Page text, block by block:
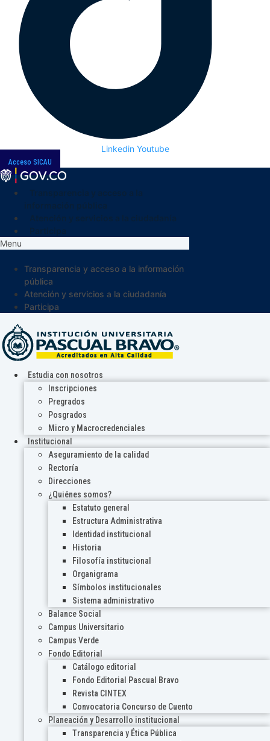
Linkedin Youtube
Acceso SICAU
Menu
Transparencia y acceso a la información
pública
Atención y servicios a la ciudadanía
Participa
Estudia con nosotros
Inscripciones
Pregrados
Posgrados
Micro y Macrocredenciales
Institucional
Aseguramiento de la calidad
Rectoría
Direcciones
¿Quiénes somos?
Estatuto general
Estructura Administrativa
Identidad institucional
Historia
Filosofía institucional
Organigrama
Símbolos institucionales
Sistema administrativo
Balance Social
Campus Universitario
Campus Verde
Fondo Editorial
Catálogo editorial
Fondo Editorial Pascual Bravo
Revista CINTEX
Convocatoria Concurso de Cuento
Planeación y Desarrollo institucional
Transparencia y Ética Pública